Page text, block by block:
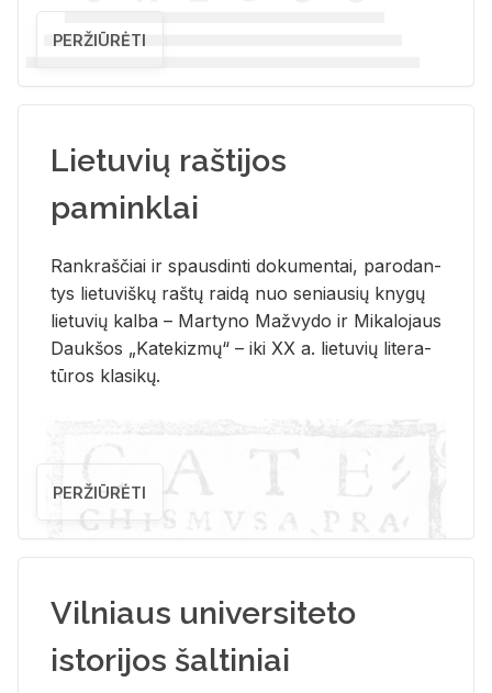
PERŽIŪRĖTI
Lietuvių raštijos
paminklai
Rank­raš­čiai ir spaus­din­ti do­ku­men­tai, pa­ro­dan­
tys lie­tu­viš­kų raš­tų rai­dą nuo se­niau­sių kny­gų
lie­tu­vių kal­ba – Mar­ty­no Ma­žvy­do ir Mi­ka­lo­jaus
Dauk­šos „Ka­te­kiz­mų“ – iki XX a. lie­tu­vių li­te­ra­
tū­ros kla­si­kų.
PERŽIŪRĖTI
Vilniaus universiteto
istorijos šaltiniai